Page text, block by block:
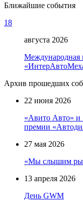
Ближайшие события
18
августа 2026
Международная
Архив прошедших
22 июня 2026
«Авито Авто» и
премии
27 мая 2026
«Мы слышим
13 апреля 2026
День GWM